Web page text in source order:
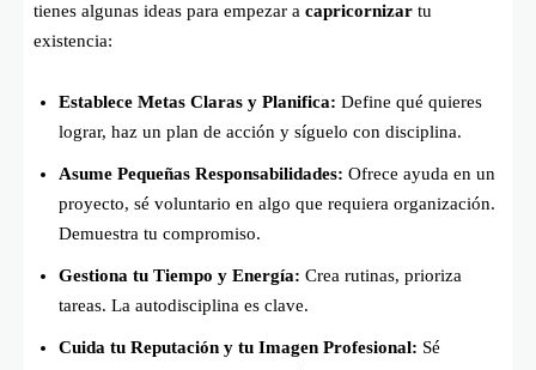
tienes algunas ideas para empezar a capricornizar tu
existencia:
Establece Metas Claras y Planifica: Define qué quieres
lograr, haz un plan de acción y síguelo con disciplina.
Asume Pequeñas Responsabilidades: Ofrece ayuda en un
proyecto, sé voluntario en algo que requiera organización.
Demuestra tu compromiso.
Gestiona tu Tiempo y Energía: Crea rutinas, prioriza
tareas. La autodisciplina es clave.
Cuida tu Reputación y tu Imagen Profesional: Sé